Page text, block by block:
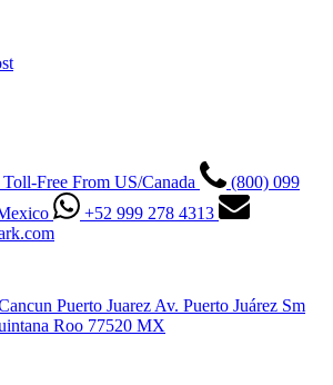
Free From US/Canada
(800) 099
+52 999 278 4313
Puerto Juarez Av. Puerto Juárez Sm
Roo 77520 MX